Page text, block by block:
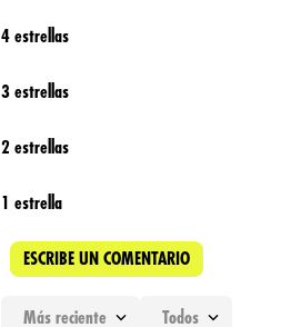
4 estrellas
3 estrellas
2 estrellas
1 estrella
ESCRIBE UN COMENTARIO
Más reciente Todos